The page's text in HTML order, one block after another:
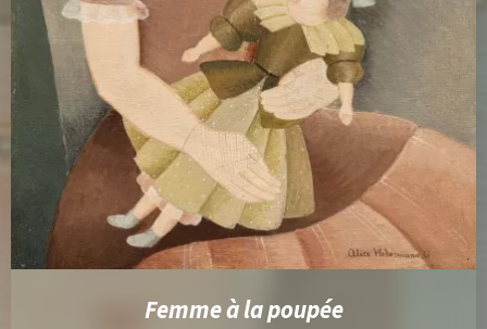
Femme à la poupée